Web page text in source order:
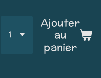
Ajouter
au
panier